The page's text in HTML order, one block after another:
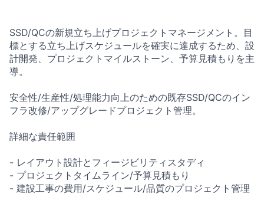
SSD/QCの新規立ち上げプロジェクトマネージメント。目
標とする立ち上げスケジュールを確実に達成するため、設
計開発、プロジェクトマイルストーン、予算見積もりを主
導。
安全性/生産性/処理能力向上のための既存SSD/QCのイン
フラ改修/アップグレードプロジェクト管理。
詳細な責任範囲
- レイアウト設計とフィージビリティスタディ
- プロジェクトタイムライン/予算見積もり
- 建設工事の費用/スケジュール/品質のプロジェクト管理